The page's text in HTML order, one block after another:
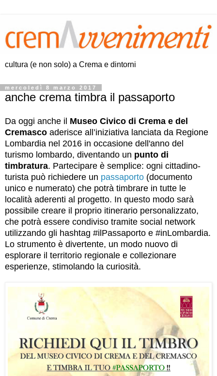
cultura (e non solo) a Crema e dintorni
mercoledì 8 marzo 2017
anche crema timbra il passaporto
Da oggi anche il Museo Civico di Crema e del
Cremasco aderisce all’iniziativa lanciata da Regione
Lombardia nel 2016 in occasione dell'anno del
turismo lombardo, diventando un punto di
timbratura. Partecipare è semplice: ogni cittadino-
turista può richiedere un passaporto (documento
unico e numerato) che potrà timbrare in tutte le
località aderenti al progetto. In questo modo sarà
possibile creare il proprio itinerario personalizzato,
che potrà essere condiviso tramite social network
utilizzando gli hashtag #ilPassaporto e #inLombardia.
Lo strumento è divertente, un modo nuovo di
esplorare il territorio regionale e collezionare
esperienze, stimolando la curiosità.